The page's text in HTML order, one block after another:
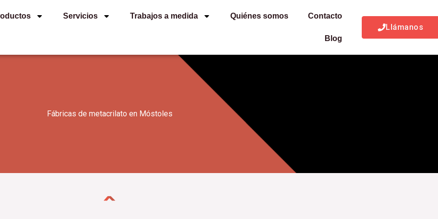
Servicios Trabajos a medida Quiénes somos Contacto
Blog
Llámanos
Fábricas de metacrilato en Móstoles